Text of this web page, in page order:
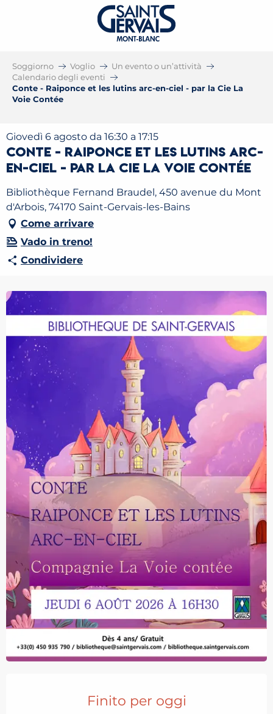
Soggiorno Voglio
Un evento o un’attività
Calendario degli eventi
Conte - Raiponce et les lutins arc-en-ciel - par la Cie La
Voie Contée
Giovedì 6 agosto da 16:30 a 17:15
Conte - Raiponce et les lutins arc-
en-ciel - par la Cie La Voie Contée
Bibliothèque Fernand Braudel, 450 avenue du Mont
d'Arbois, 74170 Saint-Gervais-les-Bains
Come arrivare
Vado in treno!
Condividere
Finito per oggi